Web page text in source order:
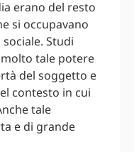
erano del resto
si occupavano
Studi
tale potere
del soggetto e
contesto in cui
tale
e di grande